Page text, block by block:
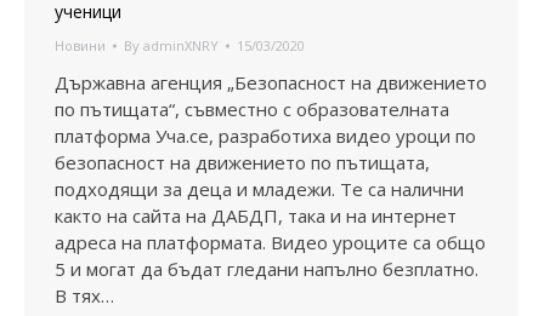
ученици
Новини By adminXNRY 15/03/2020
Държавна агенция „Безопасност на движението
по пътищата“, съвместно с образователната
платформа Уча.се, разработиха видео уроци по
безопасност на движението по пътищата,
подходящи за деца и младежи. Те са налични
както на сайта на ДАБДП, така и на интернет
адреса на платформата. Видео уроците са общо
5 и могат да бъдат гледани напълно безплатно.
В тях…